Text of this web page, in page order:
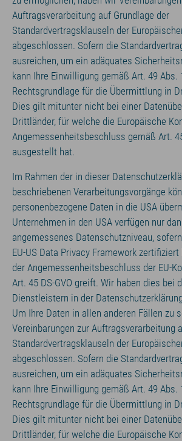
Auftragsverarbeitung auf Grundlage der
Standardvertragsklauseln der
abgeschlossen. Sofern die
ausreichen, um ein adäquates
kann Ihre Einwilligung gemäß Art. 49 Abs.
Rechtsgrundlage für die Übermittlung in
Dies gilt mitunter nicht bei einer
Drittländer, für welche die Europäische
Angemessenheitsbeschluss gemäß Art.
ausgestellt hat.
Im Rahmen der in dieser
beschriebenen Verarbeitungsvorgänge
personenbezogene Daten in die USA
Unternehmen in den USA verfügen nur
angemessenes Datenschutzniveau,
EU-US Data Privacy Framework
der Angemessenheitsbeschluss der EU-
Art. 45 DS-GVO greift. Wir haben dies bei
Dienstleistern in der
Um Ihre Daten in allen anderen Fällen zu
Vereinbarungen zur Auftragsverarbeitung
Standardvertragsklauseln der
abgeschlossen. Sofern die
ausreichen, um ein adäquates
kann Ihre Einwilligung gemäß Art. 49 Abs.
Rechtsgrundlage für die Übermittlung in
Dies gilt mitunter nicht bei einer
Drittländer, für welche die Europäische